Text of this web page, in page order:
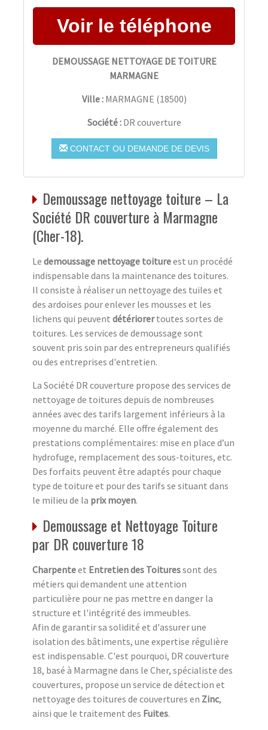
DEMOUSSAGE NETTOYAGE DE TOITURE
MARMAGNE
Ville : MARMAGNE (18500)
Société : DR couverture
CONTACT OU DEMANDE DE DEVIS
Demoussage nettoyage toiture – La
Société DR couverture à Marmagne
(Cher-18).
Le demoussage nettoyage toitureest un procédé
indispensable dans la maintenance des toitures.
Il consiste à réaliser un nettoyage des tuiles et
des ardoises pour enlever les mousses et les
lichens qui peuvent détériorertoutes sortes de
toitures. Les services de demoussage sont
souvent pris soin par des entrepreneurs qualifiés
ou des entreprises d'entretien.
La Société DR couverture propose des services de
nettoyage de toitures depuis de nombreuses
années avec des tarifs largement inférieurs à la
moyenne du marché. Elle offre également des
prestations complémentaires: mise en place d’un
hydrofuge, remplacement des sous-toitures, etc.
Des forfaits peuvent être adaptés pour chaque
type de toiture et pour des tarifs se situant dans
le milieu de la prix moyen.
Demoussage et Nettoyage Toiture
par DR couverture 18
Charpenteet Entretien des Toituressont des
métiers qui demandent une attention
particulière pour ne pas mettre en danger la
structure et l'intégrité des immeubles.
Afin de garantir sa solidité et d'assurer une
isolation des bâtiments, une expertise régulière
est indispensable. C'est pourquoi, DR couverture
18, basé à Marmagne dans le Cher, spécialiste des
couvertures, propose un service de détection et
nettoyage des toitures de couvertures en Zinc,
ainsi que le traitement des Fuites.